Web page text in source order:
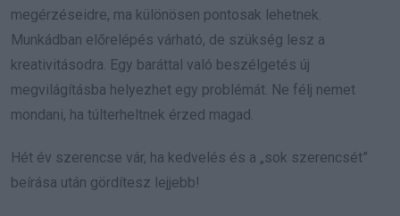
megérzéseidre, ma különösen pontosak lehetnek.
Munkádban előrelépés várható, de szükség lesz a
kreativitásodra. Egy baráttal való beszélgetés új
megvilágításba helyezhet egy problémát. Ne félj nemet
mondani, ha túlterheltnek érzed magad.
Hét év szerencse vár, ha kedvelés és a „sok szerencsét”
beírása után gördítesz lejjebb!